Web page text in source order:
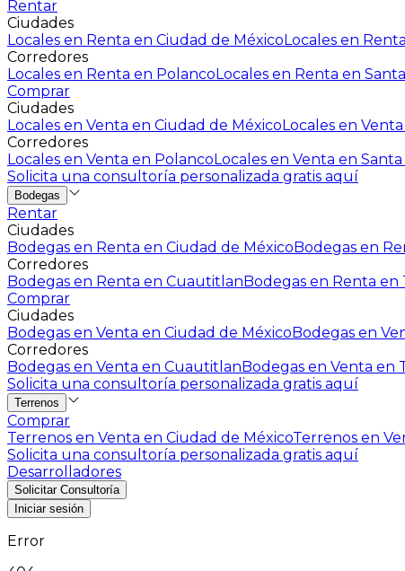
Rentar
Ciudades
Locales en Renta en Ciudad de MéxicoLocales en
Corredores
Locales en Renta en PolancoLocales en Renta en
Comprar
Ciudades
Locales en Venta en Ciudad de MéxicoLocales en
Corredores
Locales en Venta en PolancoLocales en Venta en Santa
Solicita una consultoría personalizada gratis aquí
Bodegas
Rentar
Ciudades
Bodegas en Renta en Ciudad de MéxicoBodegas en
Corredores
Bodegas en Renta en CuautitlanBodegas en Renta
Comprar
Ciudades
Bodegas en Venta en Ciudad de MéxicoBodegas en
Corredores
Bodegas en Venta en CuautitlanBodegas en Venta en
Solicita una consultoría personalizada gratis aquí
Terrenos
Comprar
Terrenos en Venta en Ciudad de MéxicoTerrenos en
Solicita una consultoría personalizada gratis aquí
Desarrolladores
Solicitar Consultoría
Iniciar sesión
Error